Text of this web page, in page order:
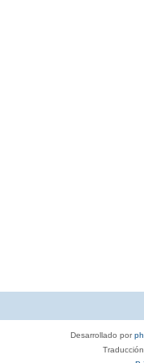
Desarrollado por